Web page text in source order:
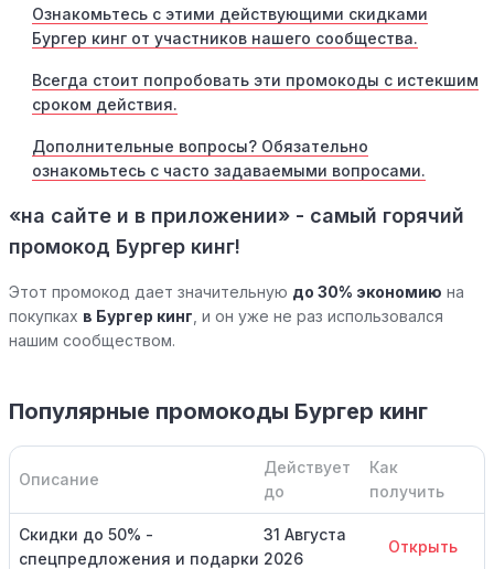
Ознакомьтесь с этими действующими скидками
Бургер кинг от участников нашего сообщества.
Всегда стоит попробовать эти промокоды с истекшим
сроком действия.
Дополнительные вопросы? Обязательно
ознакомьтесь с часто задаваемыми вопросами.
«на сайте и в приложении» - самый горячий
промокод Бургер кинг!
Этот промокод дает значительную до 30% экономию на
покупках в Бургер кинг , и он уже не раз использовался
нашим сообществом.
Популярные промокоды Бургер кинг
Описание
Действует
до
Как
получить
Скидки до 50% -
спецпредложения и подарки
31 Августа
2026
Открыть